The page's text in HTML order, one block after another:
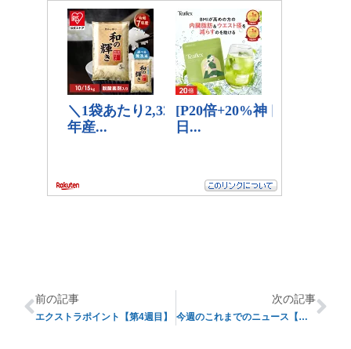
前の記事
エクストラポイント【第4週目】
次の記事
今週のこれまでのニュース【第5週目】